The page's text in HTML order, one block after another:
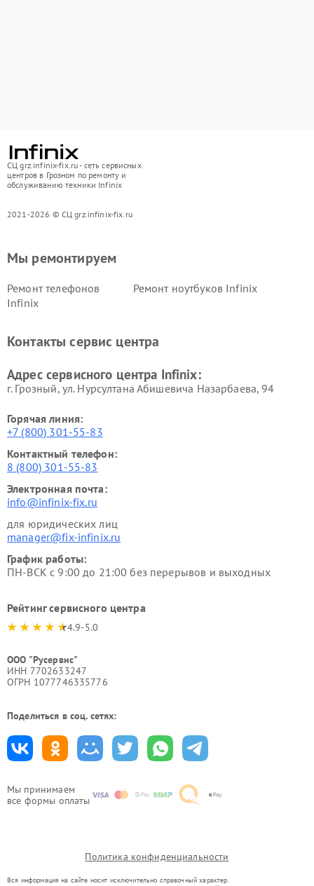
СЦ grz.infinix-fix.ru - сеть сервисных
центров в Грозном по ремонту и
обслуживанию техники Infinix
2021-2026 © СЦ grz.infinix-fix.ru
Мы принимаем
все формы оплаты
Мы ремонтируем
Ремонт телефонов
Infinix
Ремонт ноутбуков Infinix
Контакты сервис центра
Адрес сервисного центра Infinix:
г. Грозный, ул. Нурсултана Абишевича Назарбаева, 94
Горячая линия:
+7 (800) 301-55-83
Контактный телефон:
8 (800) 301-55-83
Электронная почта:
info@infinix-fix.ru
для юридических лиц
manager@fix-infinix.ru
График работы:
ПН-ВСК с 9:00 до 21:00 без перерывов и выходных
Рейтинг сервисного центра
4.9-5.0
ООО "Русервис"
ИНН 7702633247
ОГРН 1077746335776
Поделиться в соц. сетях:
Политика конфиденциальности
Вся информация на сайте носит исключительно справочный характер.